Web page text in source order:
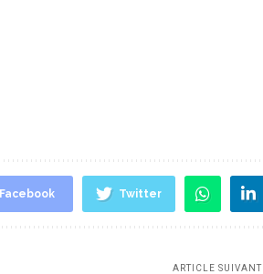
Facebook Twitter
ARTICLE SUIVANT